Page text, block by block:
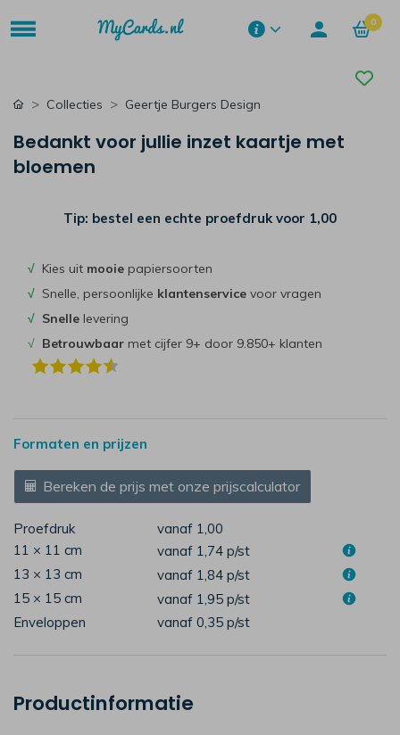
0
Collecties Geertje Burgers Design
Bedankt voor jullie inzet kaartje met
bloemen
Tip: bestel een echte proefdruk voor 1,00
√ Kies uit mooie papiersoorten
√ Snelle, persoonlijke klantenservice voor vragen
√ Snelle levering
√ Betrouwbaar met cijfer 9+ door 9.850+ klanten
Formaten en prijzen
Bereken de prijs met onze prijscalculator
Proefdruk
vanaf 1,00
11 × 11 cm
vanaf 1,74 p/st
13 × 13 cm
vanaf 1,84 p/st
15 × 15 cm
vanaf 1,95 p/st
Enveloppen
vanaf 0,35 p/st
Productinformatie